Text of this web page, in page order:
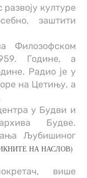
културе
заштити
Филозофском
Године, а
Радио је у
на Цетињу, а
у Будви и
Будве.
Љубишиног
НА НАСЛОВ)
више